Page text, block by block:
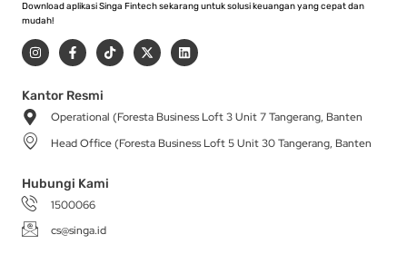
Download aplikasi Singa Fintech sekarang untuk solusi keuangan yang cepat dan
mudah!
I
n
s
a
g
r
a
m
F
a
c
b
o
-
T
i
k
X
-
t
t
r
L
i
n
i
Kantor Resmi
Operational (Foresta Business Loft 3 Unit 7 Tangerang, Banten
Head Office (Foresta Business Loft 5 Unit 30 Tangerang, Banten
Hubungi Kami
1500066
cs@singa.id